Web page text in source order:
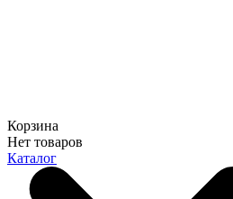
Корзина
Нет товаров
Каталог